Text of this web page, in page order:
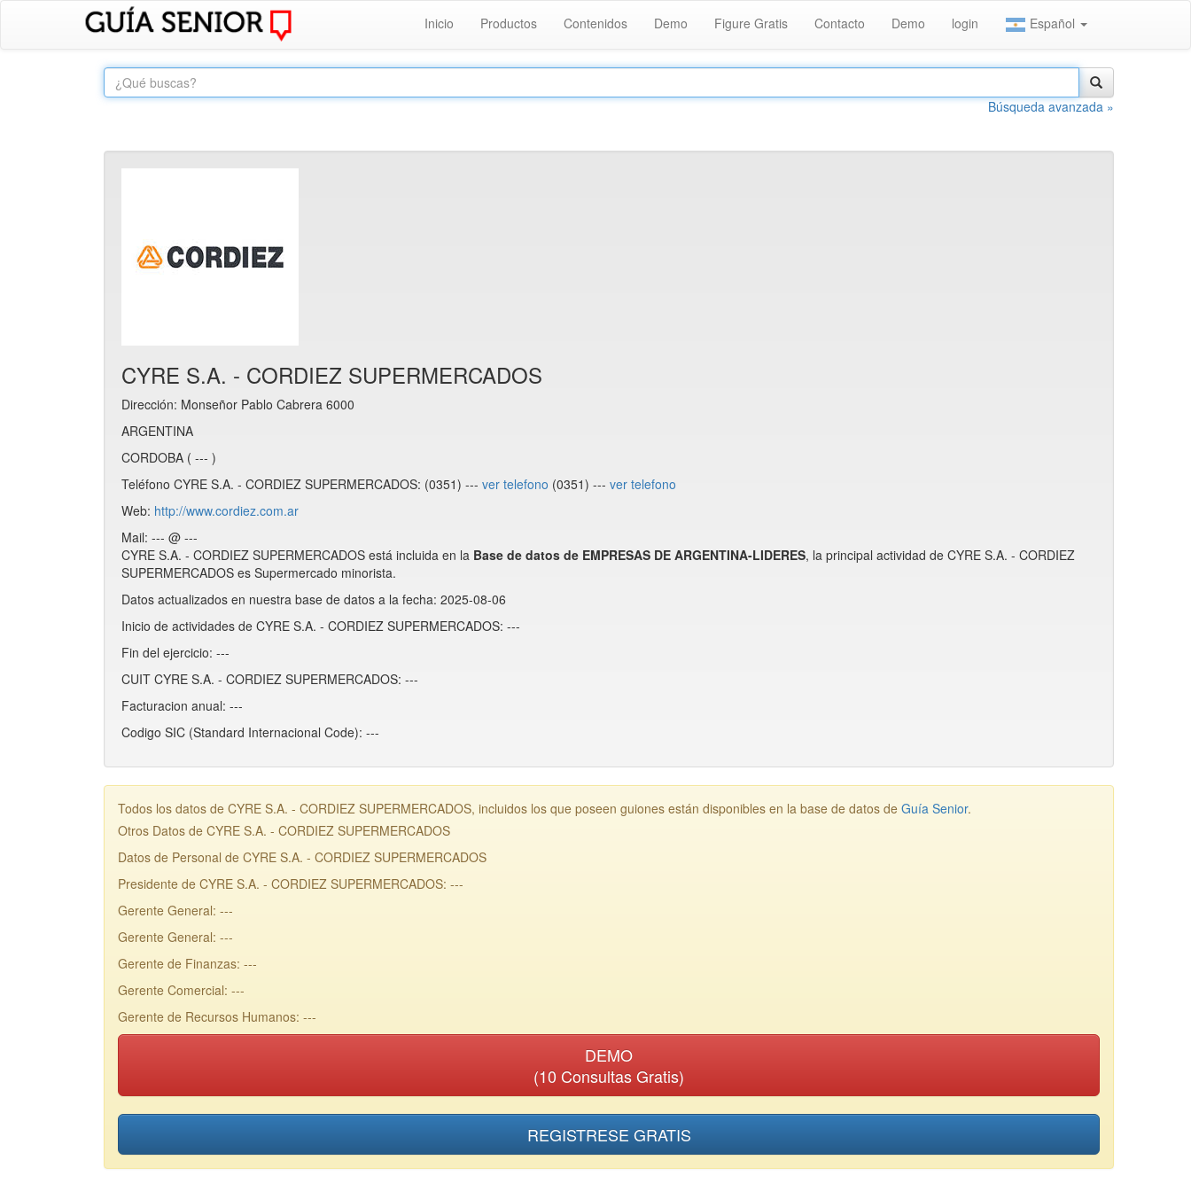
Inicio Productos Contenidos Demo Figure Gratis Contacto Demo login Español
Búsqueda avanzada »
CYRE S.A. - CORDIEZ SUPERMERCADOS
Dirección: Monseñor Pablo Cabrera 6000
ARGENTINA
CORDOBA ( --- )
Teléfono CYRE S.A. - CORDIEZ SUPERMERCADOS: (0351) --- ver telefono (0351) --- ver telefono
Web: http://www.cordiez.com.ar
Mail: --- @ ---
CYRE S.A. - CORDIEZ SUPERMERCADOS está incluida en la Base de datos de EMPRESAS DE ARGENTINA-LIDERES, la principal actividad de CYRE S.A. - CORDIEZ
SUPERMERCADOS es Supermercado minorista.
Datos actualizados en nuestra base de datos a la fecha: 2025-08-06
Inicio de actividades de CYRE S.A. - CORDIEZ SUPERMERCADOS: ---
Fin del ejercicio: ---
CUIT CYRE S.A. - CORDIEZ SUPERMERCADOS: ---
Facturacion anual: ---
Codigo SIC (Standard Internacional Code): ---
Todos los datos de CYRE S.A. - CORDIEZ SUPERMERCADOS, incluidos los que poseen guiones están disponibles en la base de datos de Guía Senior.
Otros Datos de CYRE S.A. - CORDIEZ SUPERMERCADOS
Datos de Personal de CYRE S.A. - CORDIEZ SUPERMERCADOS
Presidente de CYRE S.A. - CORDIEZ SUPERMERCADOS: ---
Gerente General: ---
Gerente General: ---
Gerente de Finanzas: ---
Gerente Comercial: ---
Gerente de Recursos Humanos: ---
DEMO
(10 Consultas Gratis)
REGISTRESE GRATIS